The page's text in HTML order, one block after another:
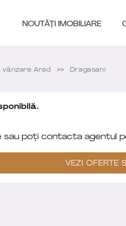
NOUTĂȚI IMOBILIARE
vânzare Arad Dragasani
poți contacta agentul
VEZI OFERTE